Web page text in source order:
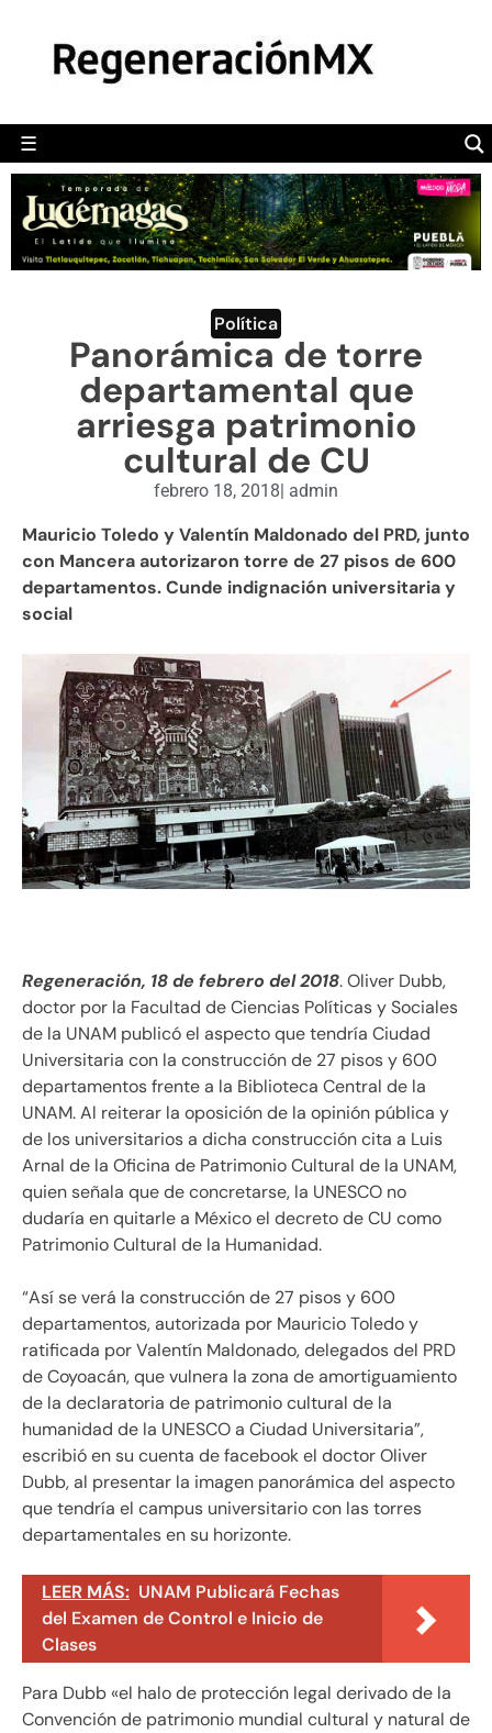
☰
POLÍTICA
CAMALEÓN
OPINIÓN
DEPORTES
ENGLISH SECTION
VIDEOS
Política
Panorámica de torre
departamental que
arriesga patrimonio
cultural de CU
febrero 18, 2018| admin
Mauricio Toledo y Valentín Maldonado del PRD, junto
con Mancera autorizaron torre de 27 pisos de 600
departamentos. Cunde indignación universitaria y
social
Regeneración, 18 de febrero del 2018. Oliver Dubb,
doctor por la Facultad de Ciencias Políticas y Sociales
de la UNAM publicó el aspecto que tendría Ciudad
Universitaria con la construcción de 27 pisos y 600
departamentos frente a la Biblioteca Central de la
UNAM. Al reiterar la oposición de la opinión pública y
de los universitarios a dicha construcción cita a Luis
Arnal de la Oficina de Patrimonio Cultural de la UNAM,
quien señala que de concretarse, la UNESCO no
dudaría en quitarle a México el decreto de CU como
Patrimonio Cultural de la Humanidad.
“Así se verá la construcción de 27 pisos y 600
departamentos, autorizada por Mauricio Toledo y
ratificada por Valentín Maldonado, delegados del PRD
de Coyoacán, que vulnera la zona de amortiguamiento
de la declaratoria de patrimonio cultural de la
humanidad de la UNESCO a Ciudad Universitaria”,
escribió en su cuenta de facebook el doctor Oliver
Dubb, al presentar la imagen panorámica del aspecto
que tendría el campus universitario con las torres
departamentales en su horizonte.
LEER MÁS: UNAM Publicará Fechas
del Examen de Control e Inicio de
Clases
Para Dubb «el halo de protección legal derivado de la
Convención de patrimonio mundial cultural y natural de